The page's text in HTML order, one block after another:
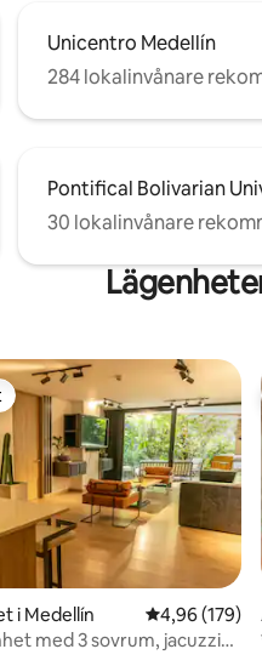
Unicentro Medellín
284 lokalinvånare
Pontifical Bolivarian
30 lokalinvånare
182 omdömen
i Medellín 4,96 av 5 i
4,96 (179)
med 3 sovrum, jacuzzi